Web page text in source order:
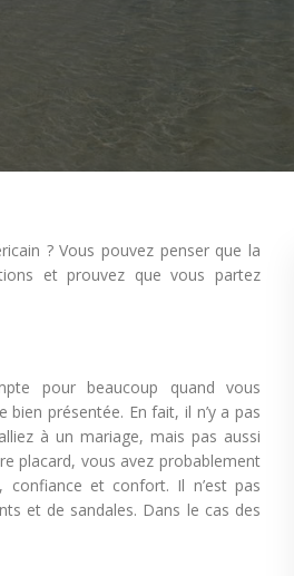
? Vous pouvez penser que la
et prouvez que vous partez
pour beaucoup quand vous
bien présentée. En fait, il n’y a pas
à un mariage, mais pas aussi
placard, vous avez probablement
et confort. Il n’est pas
et de sandales. Dans le cas des